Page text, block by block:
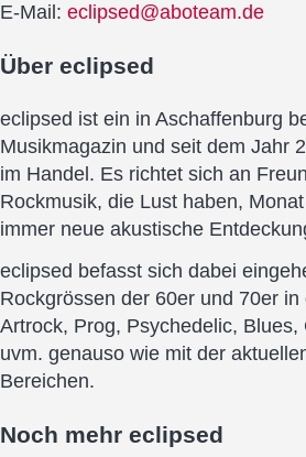
E-Mail: eclipsed@aboteam.de
Über eclipsed
eclipsed ist ein in Aschaffenburg
Musikmagazin und seit dem Jahr
im Handel. Es richtet sich an
Rockmusik, die Lust haben,
immer neue akustische
eclipsed befasst sich dabei
Rockgrössen der 60er und 70er in
Artrock, Prog, Psychedelic, Blues,
uvm. genauso wie mit der
Bereichen.
Noch mehr eclipsed